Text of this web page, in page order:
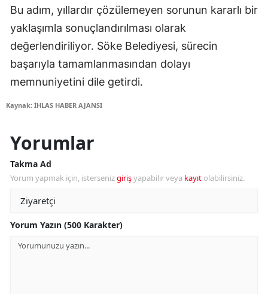
Bu adım, yıllardır çözülemeyen sorunun kararlı bir
yaklaşımla sonuçlandırılması olarak
değerlendiriliyor. Söke Belediyesi, sürecin
başarıyla tamamlanmasından dolayı
memnuniyetini dile getirdi.
Kaynak: İHLAS HABER AJANSI
Yorumlar
Takma Ad
Yorum yapmak için, istersenizgirişyapabilir veya kayıt olabilirsiniz.
Yorum Yazın (500 Karakter)